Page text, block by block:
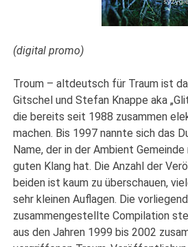
(digital promo)
Troum – altdeutsch für Traum ist
Gitschel und Stefan Knappe aka
die bereits seit 1988 zusammen
machen. Bis 1997 nannte sich das
Name, der in der Ambient
guten Klang hat. Die Anzahl der
beiden ist kaum zu überschauen,
sehr kleinen Auflagen. Die
zusammengestellte Compilation
aus den Jahren 1999 bis 2002